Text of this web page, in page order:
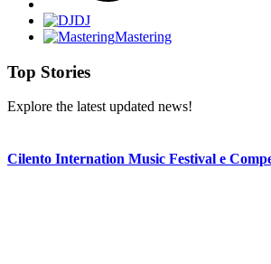
DJ
Mastering
Top Stories
Explore the latest updated news!
Cilento Internation Music Festival e